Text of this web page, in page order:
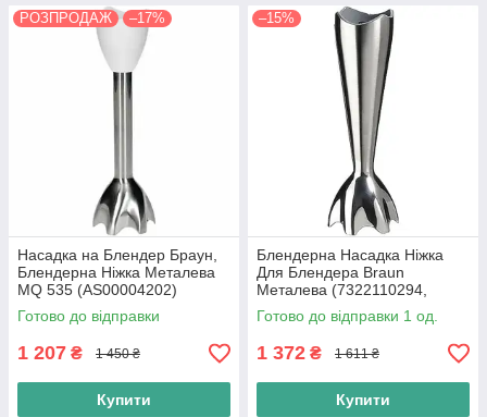
РОЗПРОДАЖ –17%
Насадка на Блендер Браун,
Блендерна Ніжка Металева
MQ 535 (AS00004202)
Оригінал 4191 4165 4199
Готово до відправки
1 207 ₴ 1 450 ₴
Купити
–15%
Блендерна Насадка Ніжка
Для Блендера Braun
Металева (7322110294,
7322110204) Multiquick
Готово до відправки 1 од.
1 372 ₴ 1 611 ₴
Купити